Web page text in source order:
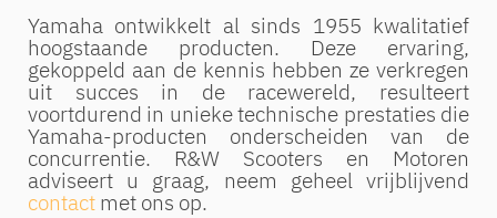
Yamaha ontwikkelt al sinds 1955 kwalitatief
hoogstaande producten. Deze ervaring,
gekoppeld aan de kennis hebben ze verkregen
uit succes in de racewereld, resulteert
voortdurend in unieke technische prestaties die
Yamaha-producten onderscheiden van de
concurrentie. R&W Scooters en Motoren
adviseert u graag, neem geheel vrijblijvend
contact met ons op.